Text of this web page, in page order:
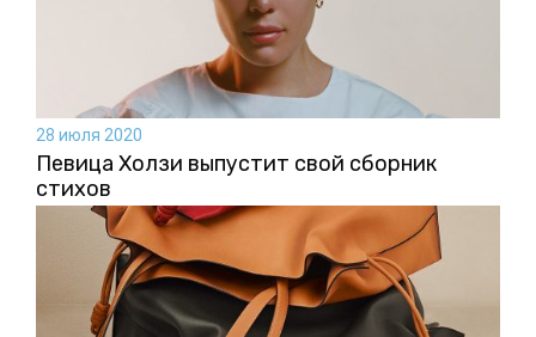
28 июля 2020
Певица Холзи выпустит свой сборник
стихов